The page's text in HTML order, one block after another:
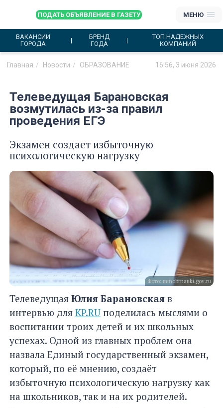
ПОДАТЬ ОБЪЯВЛЕНИЕ В ГАЗЕТУ МЕНЮ
ВАКАНСИИ
ГОРОДА
БРЕНД
ГОДА
ТОП НАДЕЖНЫХ
КОМПАНИЙ
Главная Новости ОБРАЗОВАНИЕ 16:56, 3 июня 2026
Телеведущая Барановская
возмутилась из-за правил
проведения ЕГЭ
Экзамен создает избыточную
психологическую нагрузку
Фото: minobrnauki.gov.ru
Телеведущая Юлия Барановская в
интервью для KP.RU поделилась мыслями о
воспитании троих детей и их школьных
успехах. Одной из главных проблем она
назвала Единый государственный экзамен,
который, по её мнению, создаёт
избыточную психологическую нагрузку как
на школьников, так и на их родителей.